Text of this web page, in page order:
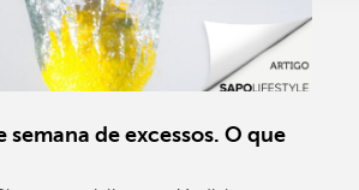
semana de excessos. O que